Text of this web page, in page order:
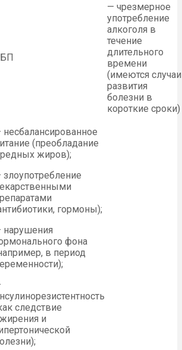
— чрезмерное
употребление
алкоголя в
течение
длительного
времени
(имеются случаи
развития
болезни в
короткие сроки)
несбалансированное
(преобладание
жиров);
злоупотребление
гормоны);
нарушения
фона
в период
следствие
и